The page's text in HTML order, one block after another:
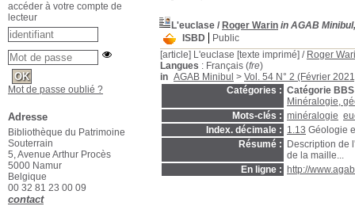
L'euclase / Roger Warin in AGAB
ISBD
Public
[article] L'euclase [texte imprimé] / Roger
Langues : Français (fre)
in AGAB Minibul > Vol. 54 N° 2 (Février
Catégories : Catégorie BBS
Minéralogie,
Mots-clés : minéralogie
Index. décimale : 1.13 Géologie
Résumé :
Description de
de la maille...
En ligne :
http://
accéder à votre compte de
lecteur
Mot de passe oublié ?
Adresse
Bibliothèque du Patrimoine
Souterrain
5, Avenue Arthur Procès
5000 Namur
Belgique
00 32 81 23 00 09
contact